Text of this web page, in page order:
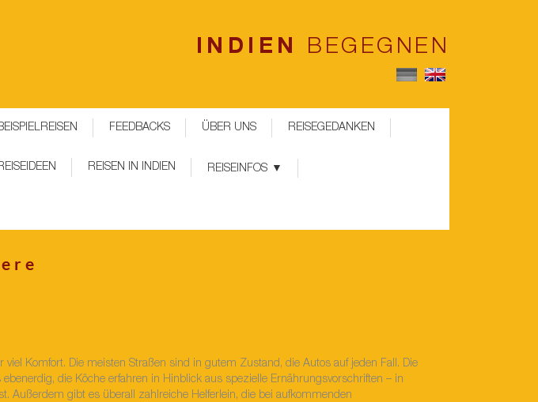
INDIEN BEGEGNEN
FEEDBACKS ÜBER UNS REISEGEDANKEN
REISEN IN INDIEN REISEINFOS
Komfort. Die meisten Straßen sind in gutem Zustand, die Autos auf jeden Fall. Die
die Köche erfahren in Hinblick aus spezielle Ernährungsvorschriften – in
Außerdem gibt es überall zahlreiche Helferlein, die bei aufkommenden